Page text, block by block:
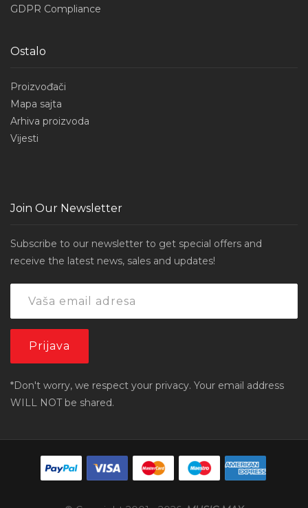
GDPR Compliance
Ostalo
Proizvođači
Mapa sajta
Arhiva proizvoda
Vijesti
Join Our Newsletter
Subscribe to our newsletter to get special offers and
receive the latest news, sales and updates!
*Don't worry, we respect your privacy. Your email address
WILL NOT be shared.